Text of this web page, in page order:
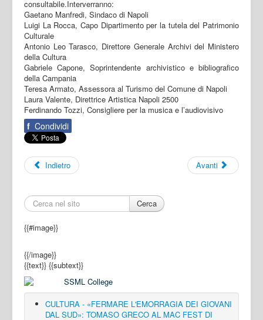
consultabile.Interverranno:
Gaetano Manfredi, Sindaco di Napoli
Luigi La Rocca, Capo Dipartimento per la tutela del Patrimonio
Culturale
Antonio Leo Tarasco, Direttore Generale Archivi del Ministero
della Cultura
Gabriele Capone, Soprintendente archivistico e bibliografico
della Campania
Teresa Armato, Assessora al Turismo del Comune di Napoli
Laura Valente, Direttrice Artistica Napoli 2500
Ferdinando Tozzi, Consigliere per la musica e l’audiovisivo
f Condividi
Indietro Avanti
Cerca
{{#image}}
{{/image}}
{{text}} {{subtext}}
CULTURA - «FERMARE L'EMORRAGIA DEI GIOVANI
DAL SUD»: TOMASO GRECO AL MAC FEST DI